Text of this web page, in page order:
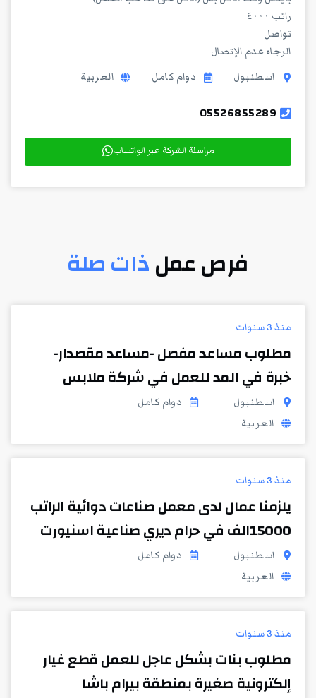
راتب ٤٠٠٠
تواصل
الرجاء عدم الإتصال
اسطنبول
دوام كامل العربية
05526855289
مراسلة الشركة عبر الواتساب
فرص عملذات صلة
منذ 3 سنوات
مطلوب مساعد مفصل -مساعد مقصدار-
خبرة في المد للعمل في شركة ملابس
اسطنبول
دوام كامل
العربية
منذ 3 سنوات
يلزمنا عمال لدى معمل صناعات دوائية الراتب
15000الف في حرام ديري صناعية اسنيورت
اسطنبول
دوام كامل
العربية
منذ 3 سنوات
مطلوب بنات بشكل عاجل للعمل قطع غيار
إلكترونية صغيرة بمنطقة بيرام باشا